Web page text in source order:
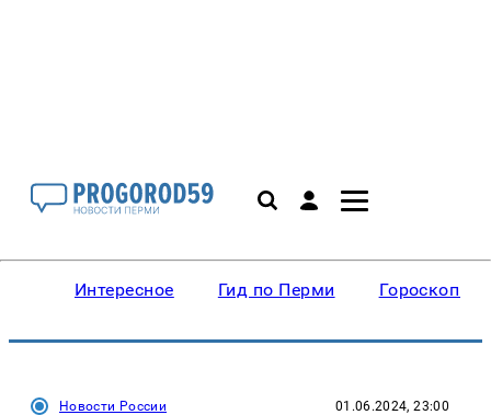
Интересное Гид по Перми Гороскопы
Новости России 01.06.2024, 23:00